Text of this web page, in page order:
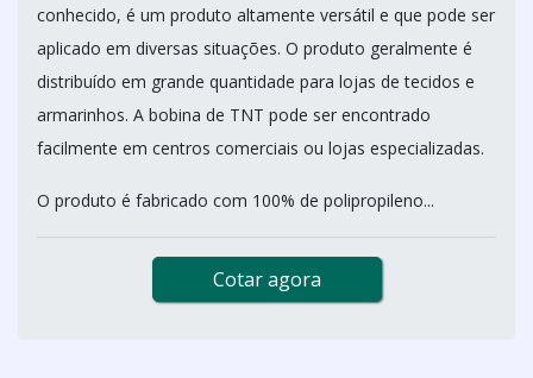
conhecido, é um produto altamente versátil e que pode ser
aplicado em diversas situações. O produto geralmente é
distribuído em grande quantidade para lojas de tecidos e
armarinhos. A bobina de TNT pode ser encontrado
facilmente em centros comerciais ou lojas especializadas.
O produto é fabricado com 100% de polipropileno...
Cotar agora